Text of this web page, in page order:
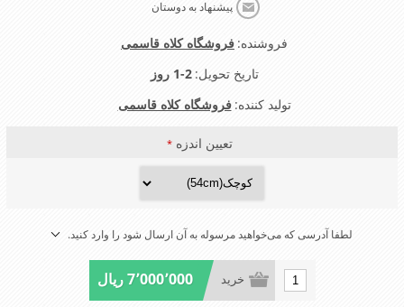
پیشنهاد به دوستان
فروشنده: فروشگاه کلاه قاسمی
تاریخ تحویل: 1-2 روز
تولید کننده: فروشگاه کلاه قاسمی
تعیین اندزه*
لطفا آدرسی که می‌خواهید مرسوله به آن ارسال شود را وارد کنید.
خرید 7٬000٬000 ریال